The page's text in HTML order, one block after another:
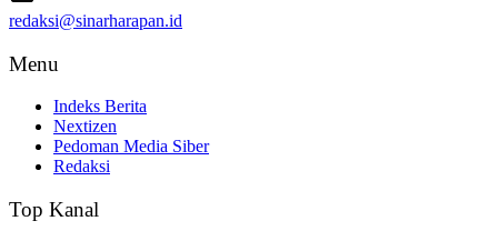
redaksi@sinarharapan.id
Menu
Indeks Berita
Nextizen
Pedoman Media Siber
Redaksi
Top Kanal